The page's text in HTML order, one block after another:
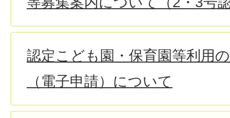
認定こども園・保育園等利用
（電子申請）について